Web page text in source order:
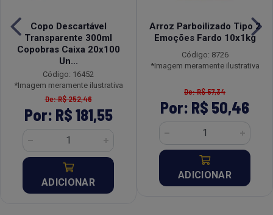
Copo Descartável
Transparente 300ml
Copobras Caixa 20x100
Un...
Código: 16452
*Imagem meramente ilustrativa
De: R$ 252,46
Por: R$ 181,55
ADICIONAR
Arroz Parboilizado Tipo 2
Emoções Fardo 10x1kg
Código: 8726
*Imagem meramente ilustrativa
De: R$ 57,34
Por: R$ 50,46
ADICIONAR